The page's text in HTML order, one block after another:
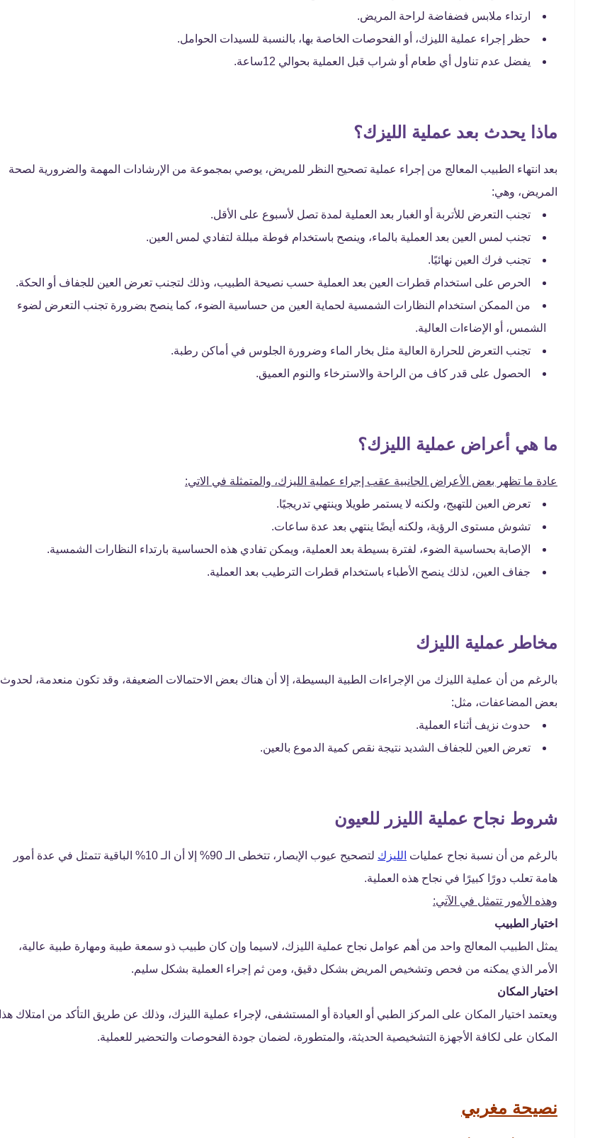
ارتداء ملابس فضفاضة لراحة المريض.
حظر إجراء عملية الليزك، أو الفحوصات الخاصة بها، بالنسبة للسيدات الحوامل.
يفضل عدم تناول أي طعام أو شراب قبل العملية بحوالي 12ساعة.
ماذا يحدث بعد عملية الليزك؟
بعد انتهاء الطبيب المعالج من إجراء عملية تصحيح النظر للمريض، يوصي بمجموعة من الإرشادات المهمة والضرورية لصحة
المريض، وهي:
تجنب التعرض للأتربة أو الغبار بعد العملية لمدة تصل لأسبوع على الأقل.
تجنب لمس العين بعد العملية بالماء، وينصح باستخدام فوطة مبللة لتفادي لمس العين.
تجنب فرك العين نهائيًا.
الحرص على استخدام قطرات العين بعد العملية حسب نصيحة الطبيب، وذلك لتجنب تعرض العين للجفاف أو الحكة.
من الممكن استخدام النظارات الشمسية لحماية العين من حساسية الضوء، كما ينصح بضرورة تجنب التعرض لضوء
الشمس، أو الإضاءات العالية.
تجنب التعرض للحرارة العالية مثل بخار الماء وضرورة الجلوس في أماكن رطبة.
الحصول على قدر كاف من الراحة والاسترخاء والنوم العميق.
ما هي أعراض عملية الليزك؟
عادة ما تظهر بعض الأعراض الجانبية عقب إجراء عملية الليزك، والمتمثلة في الاتي:
تعرض العين للتهيج، ولكنه لا يستمر طويلا وينتهي تدريجيًا.
تشوش مستوى الرؤية، ولكنه أيضًا ينتهي بعد عدة ساعات.
الإصابة بحساسية الضوء، لفترة بسيطة بعد العملية، ويمكن تفادي هذه الحساسية بارتداء النظارات الشمسية.
جفاف العين، لذلك ينصح الأطباء باستخدام قطرات الترطيب بعد العملية.
مخاطر عملية الليزك
بالرغم من أن عملية الليزك من الإجراءات الطبية البسيطة، إلا أن هناك بعض الاحتمالات الضعيفة، وقد تكون منعدمة، لحدوث
بعض المضاعفات، مثل:
حدوث نزيف أثناء العملية.
تعرض العين للجفاف الشديد نتيجة نقص كمية الدموع بالعين.
شروط نجاح عملية الليزر للعيون
بالرغم من أن نسبة نجاح عمليات الليزك
لتصحيح عيوب الإبصار، تتخطى الـ 90% إلا أن الـ 10% الباقية تتمثل في عدة أمور
هامة تعلب دورًا كبيرًا في نجاح هذه العملية.
وهذه الأمور تتمثل في الآتي:
اختيار الطبيب
يمثل الطبيب المعالج واحد من أهم عوامل نجاح عملية الليزك، لاسيما وإن كان طبيب ذو سمعة طيبة ومهارة طبية عالية،
الأمر الذي يمكنه من فحص وتشخيص المريض بشكل دقيق، ومن ثم إجراء العملية بشكل سليم.
اختيار المكان
ويعتمد اختيار المكان على المركز الطبي أو العيادة أو المستشفى، لإجراء عملية الليزك، وذلك عن طريق التأكد من امتلاك هذا
المكان على لكافة الأجهزة التشخيصية الحديثة، والمتطورة، لضمان جودة الفحوصات والتحضير للعملية.
نصيحة مغربي